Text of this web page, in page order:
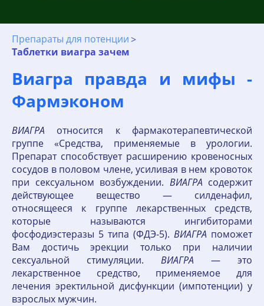
Препараты для потенции
Таблетки виагра зачем
Виагра правда и мифы -
Фармэконом
ВИАГРА относится к фармакотерапевтической
группе «Средства, применяемые в урологии.
Препарат способствует расширению кровеносных
сосудов в половом члене, усиливая в нем кровоток
при сексуальном возбуждении. ВИАГРА содержит
действующее вещество — силденафил,
относящееся к группе лекарственных средств,
которые называются ингибиторами
фосфодиэстеразы 5 типа (ФДЭ-5). ВИАГРА поможет
Вам достичь эрекции только при наличии
сексуальной стимуляции. ВИАГРА — это
лекарственное средство, применяемое для
лечения эректильной дисфункции (импотенции) у
взрослых мужчин.